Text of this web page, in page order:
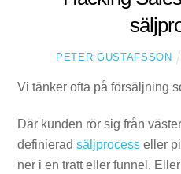
PETER GUSTAFSSON
Vi tänker ofta på försäljning
Där kunden rör sig från
definieradsäljprocess eller
ner i en tratt eller funnel.